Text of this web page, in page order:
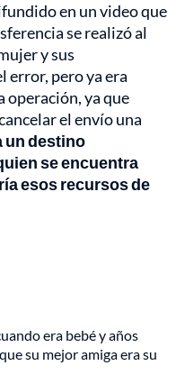
en un video que
se realizó al
y sus
error, pero ya era
operación, ya que
el envío una
un destino
se encuentra
esos recursos de
era bebé y años
su mejor amiga era su